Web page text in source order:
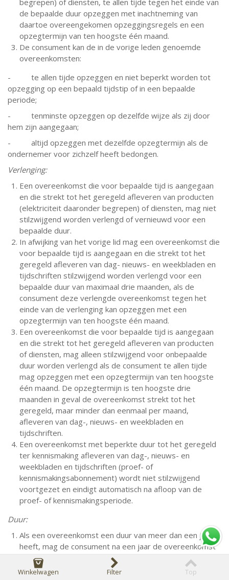
de bepaalde duur opzeggen met inachtneming van
daartoe overeengekomen opzeggingsregels en een
opzegtermijn van ten hoogste één maand.
De consument kan de in de vorige leden genoemde
overeenkomsten:
- te allen tijde opzeggen en niet beperkt worden tot
opzegging op een bepaald tijdstip of in een bepaalde
periode;
- tenminste opzeggen op dezelfde wijze als zij door
hem zijn aangegaan;
- altijd opzeggen met dezelfde opzegtermijn als de
ondernemer voor zichzelf heeft bedongen.
Verlenging:
Een overeenkomst die voor bepaalde tijd is aangegaan
en die strekt tot het geregeld afleveren van producten
(elektriciteit daaronder begrepen) of diensten, mag niet
stilzwijgend worden verlengd of vernieuwd voor een
bepaalde duur.
In afwijking van het vorige lid mag een overeenkomst die
voor bepaalde tijd is aangegaan en die strekt tot het
geregeld afleveren van dag- nieuws- en weekbladen en
tijdschriften stilzwijgend worden verlengd voor een
bepaalde duur van maximaal drie maanden, als de
consument deze verlengde overeenkomst tegen het
einde van de verlenging kan opzeggen met een
opzegtermijn van ten hoogste één maand.
Een overeenkomst die voor bepaalde tijd is aangegaan
en die strekt tot het geregeld afleveren van producten
of diensten, mag alleen stilzwijgend voor onbepaalde
duur worden verlengd als de consument te allen tijde
mag opzeggen met een opzegtermijn van ten hoogste
één maand. De opzegtermijn is ten hoogste drie
maanden in geval de overeenkomst strekt tot het
geregeld, maar minder dan eenmaal per maand,
afleveren van dag-, nieuws- en weekbladen en
tijdschriften.
Een overeenkomst met beperkte duur tot het geregeld
ter kennismaking afleveren van dag-, nieuws- en
weekbladen en tijdschriften (proef- of
kennismakingsabonnement) wordt niet stilzwijgend
voortgezet en eindigt automatisch na afloop van de
proef- of kennismakingsperiode.
Duur:
Als een overeenkomst een duur van meer dan een jaar
heeft, mag de consument na een jaar de overeenkomst
te allen tijde met een opzegtermijn van ten hoogste één
maand opzeggen, tenzij de redelijkheid en billijkheid zich
Winkelwagen Filter Top